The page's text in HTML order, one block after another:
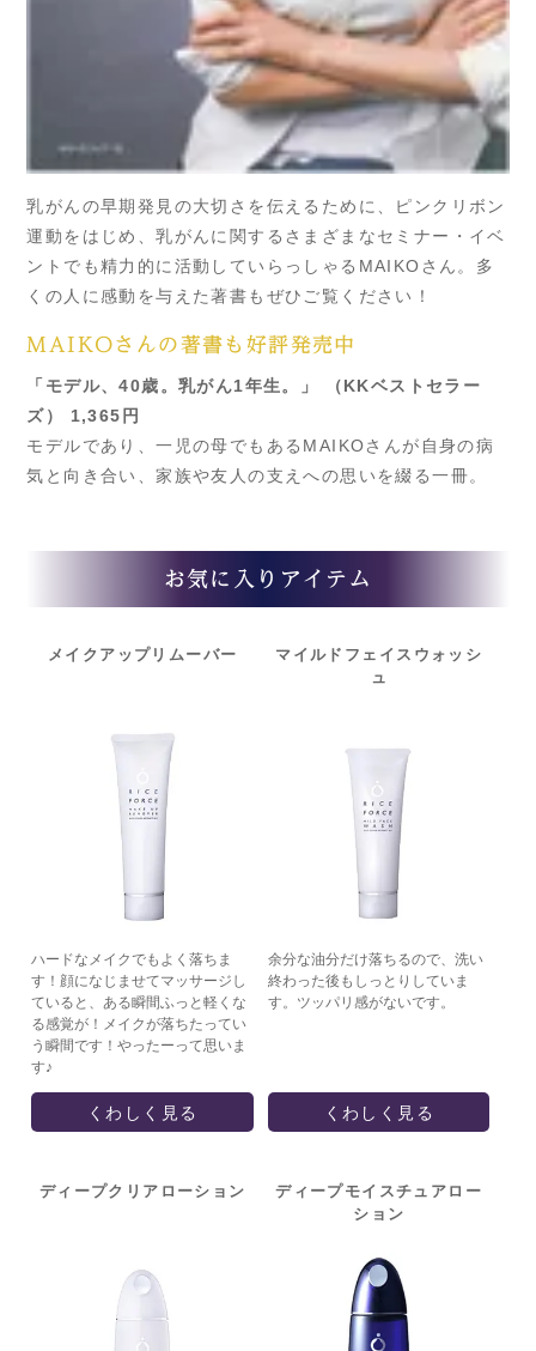
乳がんの早期発見の大切さを伝えるために、ピンクリボン
運動をはじめ、乳がんに関するさまざまなセミナー・イベ
ントでも精力的に活動していらっしゃるMAIKOさん。多
くの人に感動を与えた著書もぜひご覧ください！
MAIKOさんの著書も好評発売中
「モデル、40歳。乳がん1年生。」 （KKベストセラー
ズ） 1,365円
モデルであり、一児の母でもあるMAIKOさんが自身の病
気と向き合い、家族や友人の支えへの思いを綴る一冊。
お気に入りアイテム
メイクアップリムーバー
ハードなメイクでもよく落ちま
す！顔になじませてマッサージし
ていると、ある瞬間ふっと軽くな
る感覚が！メイクが落ちたってい
う瞬間です！やったーって思いま
す♪
くわしく見る
マイルドフェイス ウォッシ
ュ
余分な油分だけ落ちるので、洗い
終わった後もしっとりしていま
す。ツッパリ感がないです。
くわしく見る
ディープクリア ローション ディープモイスチュア ロー
ション